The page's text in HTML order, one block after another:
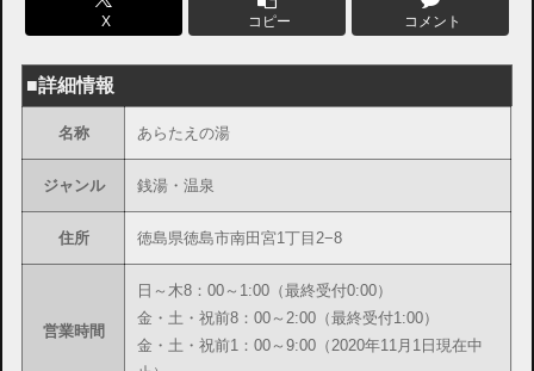
X コピー コメント
■詳細情報
名称 あらたえの湯
ジャンル 銭湯・温泉
住所 徳島県徳島市南田宮1丁目2−8
営業時間
日～木8：00～1:00（最終受付0:00）
金・土・祝前8：00～2:00（最終受付1:00）
金・土・祝前1：00～9:00（2020年11月1日現在中